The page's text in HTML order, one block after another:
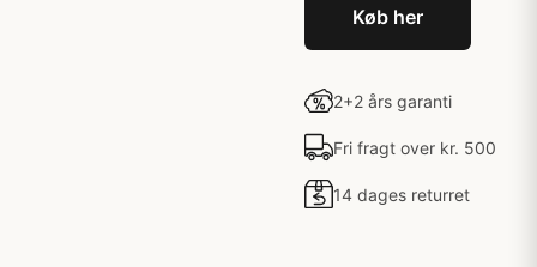
Køb her
2+2 års garanti
Fri fragt over kr. 500
14 dages returret